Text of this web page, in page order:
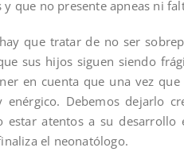
que no presente apneas ni
que tratar de no ser
sus hijos siguen siendo
en cuenta que una vez
Debemos dejarlo
atentos a su desarrollo
el neonatólogo.